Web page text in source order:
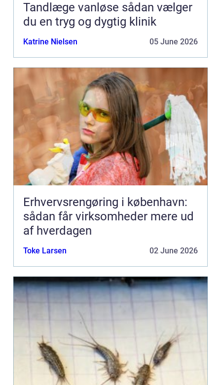
Tandlæge vanløse sådan vælger
du en tryg og dygtig klinik
Katrine Nielsen 05 June 2026
Erhvervsrengøring i københavn:
sådan får virksomheder mere ud
af hverdagen
Toke Larsen 02 June 2026